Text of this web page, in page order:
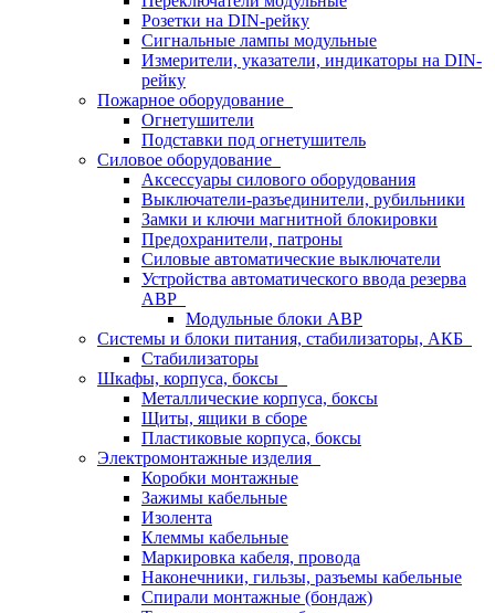
Розетки на DIN-рейку
Сигнальные лампы модульные
Измерители, указатели, индикаторы на DIN-
рейку
Пожарное оборудование
Огнетушители
Подставки под огнетушитель
Силовое оборудование
Аксессуары силового оборудования
Выключатели-разъединители, рубильники
Замки и ключи магнитной блокировки
Предохранители, патроны
Силовые автоматические выключатели
Устройства автоматического ввода резерва
АВР
Модульные блоки АВР
Системы и блоки питания, стабилизаторы, АКБ
Стабилизаторы
Шкафы, корпуса, боксы
Металлические корпуса, боксы
Щиты, ящики в сборе
Пластиковые корпуса, боксы
Электромонтажные изделия
Коробки монтажные
Зажимы кабельные
Изолента
Клеммы кабельные
Маркировка кабеля, провода
Наконечники, гильзы, разъемы кабельные
Спирали монтажные (бондаж)